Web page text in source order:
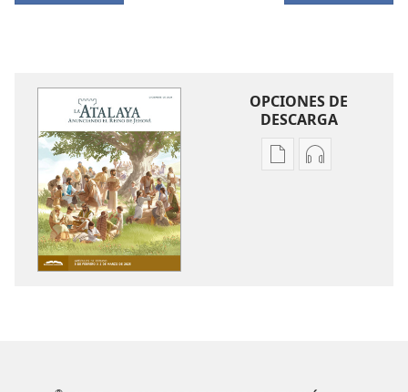
OPCIONES DE
DESCARGA
OpcionesOpciones